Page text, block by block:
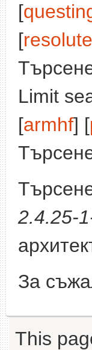
[
[
Limit
[armhf] [
2.4.25-
За
This